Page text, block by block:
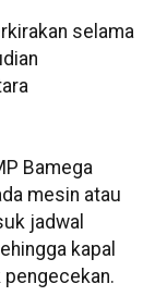
selama
Bamega
mesin atau
jadwal
kapal